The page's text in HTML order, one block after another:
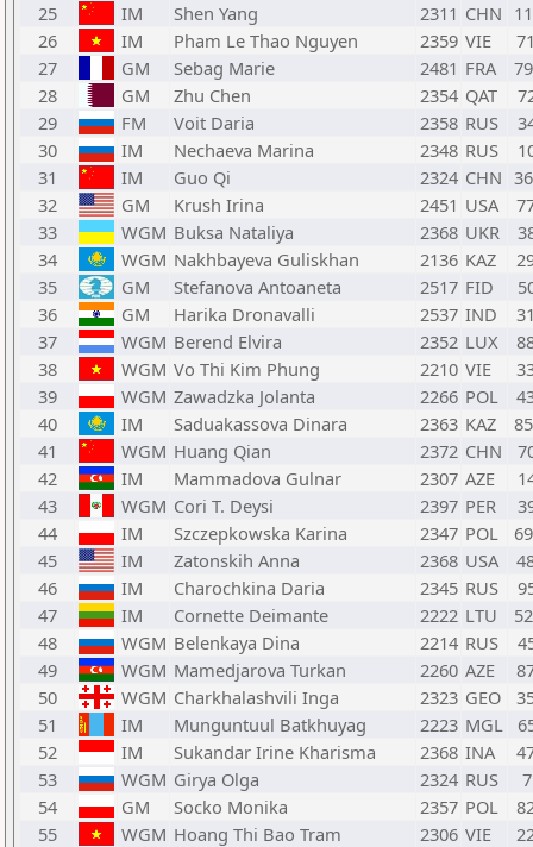
25
IM Shen Yang 2311 CHN
26
IM Pham Le Thao Nguyen 2359 VIE
27
GM Sebag Marie 2481 FRA
28
GM Zhu Chen 2354 QAT
29
FM Voit Daria 2358 RUS
30
IM Nechaeva Marina 2348 RUS
31
IM Guo Qi 2324 CHN
32
GM Krush Irina 2451 USA
33
WGM Buksa Nataliya 2368 UKR
34
WGM Nakhbayeva Guliskhan 2136 KAZ
35
GM Stefanova Antoaneta 2517 FID
36
GM Harika Dronavalli 2537 IND
37
WGM Berend Elvira 2352 LUX
38
WGM Vo Thi Kim Phung 2210 VIE
39
WGM Zawadzka Jolanta 2266 POL
40
IM Saduakassova Dinara 2363 KAZ
41
WGM Huang Qian 2372 CHN
42
IM Mammadova Gulnar 2307 AZE
43
WGM Cori T. Deysi 2397 PER
44
IM Szczepkowska Karina 2347 POL
45
IM Zatonskih Anna 2368 USA
46
IM Charochkina Daria 2345 RUS
47
IM Cornette Deimante 2222 LTU
48
WGM Belenkaya Dina 2214 RUS
49
WGM Mamedjarova Turkan 2260 AZE
50
WGM Charkhalashvili Inga 2323 GEO
51
IM Munguntuul Batkhuyag 2223 MGL
52
IM Sukandar Irine Kharisma 2368 INA
53
WGM Girya Olga 2324 RUS
54
GM Socko Monika 2357 POL
55
WGM Hoang Thi Bao Tram 2306 VIE